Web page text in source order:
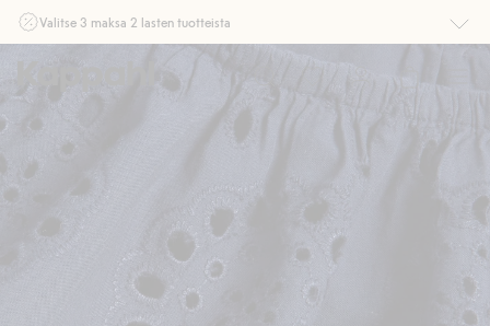
Valitse 3 maksa 2 lasten tuotteista
Ei Newbie. Ostaessasi 2 tuotetta tai enemmän. Voimassa 3-16.8. asti
myymälässä ja verkossa. Ei voi yhdistää muihin alennuksiin tai tarjouksiin.
Osta nyt